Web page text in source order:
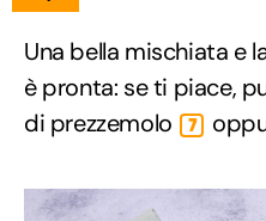
Una bella mischiata e
è pronta: se ti piace,
di prezzemolo
7